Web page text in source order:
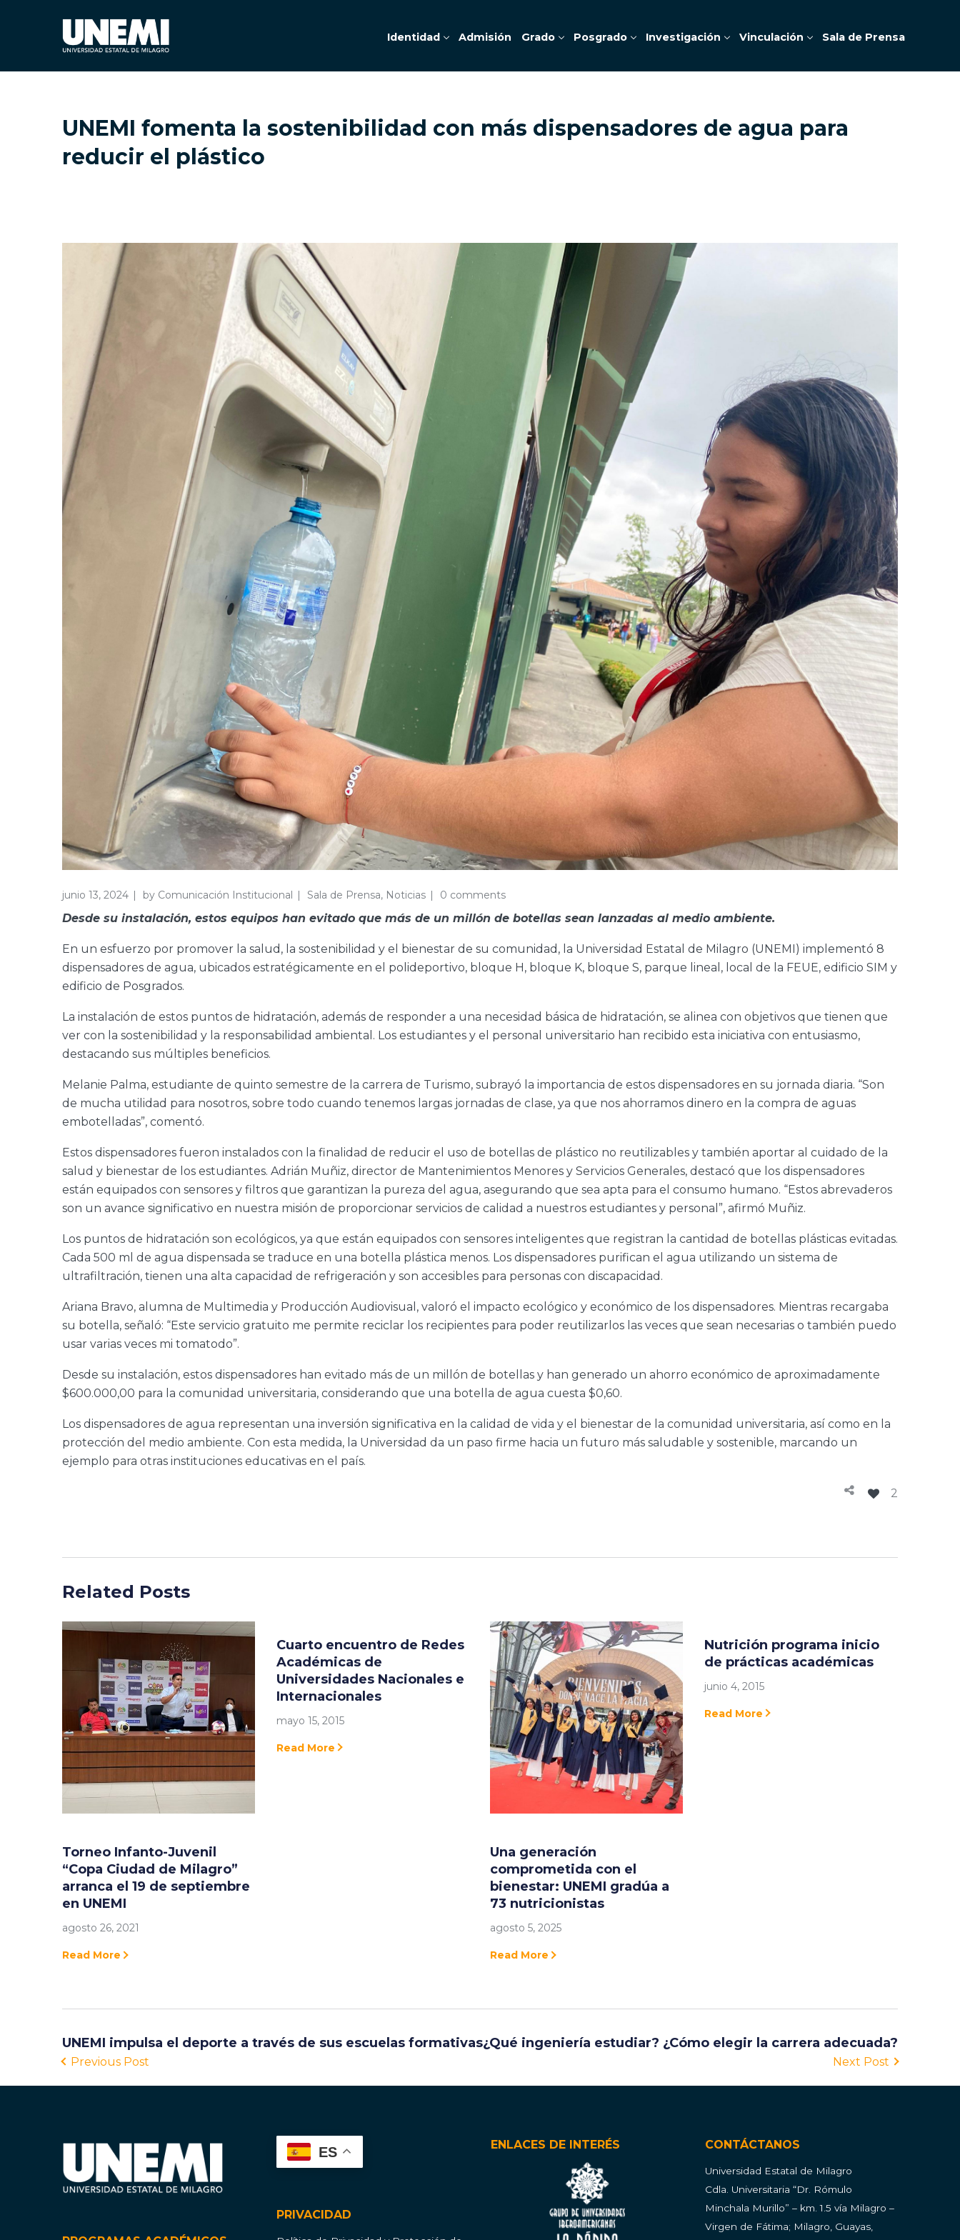
Identidad Admisión Grado Posgrado Investigación Vinculación Sala de Prensa
UNEMI fomenta la sostenibilidad con más dispensadores de agua para
reducir el plástico
junio 13, 2024 by Comunicación Institucional Sala de Prensa, Noticias 0 comments
Desde su instalación, estos equipos han evitado que más de un millón de botellas sean lanzadas al medio ambiente.
En un esfuerzo por promover la salud, la sostenibilidad y el bienestar de su comunidad, la Universidad Estatal de Milagro (UNEMI) implementó 8
dispensadores de agua, ubicados estratégicamente en el polideportivo, bloque H, bloque K, bloque S, parque lineal, local de la FEUE, edificio SIM y
edificio de Posgrados.
La instalación de estos puntos de hidratación, además de responder a una necesidad básica de hidratación, se alinea con objetivos que tienen que
ver con la sostenibilidad y la responsabilidad ambiental. Los estudiantes y el personal universitario han recibido esta iniciativa con entusiasmo,
destacando sus múltiples beneficios.
Melanie Palma, estudiante de quinto semestre de la carrera de Turismo, subrayó la importancia de estos dispensadores en su jornada diaria. “Son
de mucha utilidad para nosotros, sobre todo cuando tenemos largas jornadas de clase, ya que nos ahorramos dinero en la compra de aguas
embotelladas”, comentó.
Estos dispensadores fueron instalados con la finalidad de reducir el uso de botellas de plástico no reutilizables y también aportar al cuidado de la
salud y bienestar de los estudiantes. Adrián Muñiz, director de Mantenimientos Menores y Servicios Generales, destacó que los dispensadores
están equipados con sensores y filtros que garantizan la pureza del agua, asegurando que sea apta para el consumo humano. “Estos abrevaderos
son un avance significativo en nuestra misión de proporcionar servicios de calidad a nuestros estudiantes y personal”, afirmó Muñiz.
Los puntos de hidratación son ecológicos, ya que están equipados con sensores inteligentes que registran la cantidad de botellas plásticas evitadas.
Cada 500 ml de agua dispensada se traduce en una botella plástica menos. Los dispensadores purifican el agua utilizando un sistema de
ultrafiltración, tienen una alta capacidad de refrigeración y son accesibles para personas con discapacidad.
Ariana Bravo, alumna de Multimedia y Producción Audiovisual, valoró el impacto ecológico y económico de los dispensadores. Mientras recargaba
su botella, señaló: “Este servicio gratuito me permite reciclar los recipientes para poder reutilizarlos las veces que sean necesarias o también puedo
usar varias veces mi tomatodo”.
Desde su instalación, estos dispensadores han evitado más de un millón de botellas y han generado un ahorro económico de aproximadamente
$600.000,00 para la comunidad universitaria, considerando que una botella de agua cuesta $0,60.
Los dispensadores de agua representan una inversión significativa en la calidad de vida y el bienestar de la comunidad universitaria, así como en la
protección del medio ambiente. Con esta medida, la Universidad da un paso firme hacia un futuro más saludable y sostenible, marcando un
ejemplo para otras instituciones educativas en el país.
2
Related Posts
Torneo Infanto-Juvenil
“Copa Ciudad de Milagro”
arranca el 19 de septiembre
en UNEMI
agosto 26, 2021
Read More
Cuarto encuentro de Redes
Académicas de
Universidades Nacionales e
Internacionales
mayo 15, 2015
Read More
Una generación
comprometida con el
bienestar: UNEMI gradúa a
73 nutricionistas
agosto 5, 2025
Read More
Nutrición programa inicio
de prácticas académicas
junio 4, 2015
Read More
UNEMI impulsa el deporte a través de sus escuelas formativas
Previous Post
¿Qué ingeniería estudiar? ¿Cómo elegir la carrera adecuada?
Next Post
ES
PRIVACIDAD
ENLACES DE INTERÉS CONTÁCTANOS
Universidad Estatal de Milagro
Cdla. Universitaria “Dr. Rómulo
Minchala Murillo” – km. 1.5 vía Milagro –
Virgen de Fátima; Milagro, Guayas,